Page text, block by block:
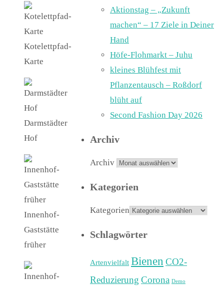
Kotelettpfad-
Karte
Darmstädter
Hof
Innenhof-
Gaststätte
früher
Aktionstag – „Zukunft
machen“ – 17 Ziele in Deiner
Hand
Höfe-Flohmarkt – Juhu
kleines Blühfest mit
Pflanzentausch – Roßdorf
blüht auf
Second Fashion Day 2026
Archiv
Archiv
Kategorien
Kategorien
Schlagwörter
Artenvielfalt Bienen CO2-
Reduzierung Corona Demo